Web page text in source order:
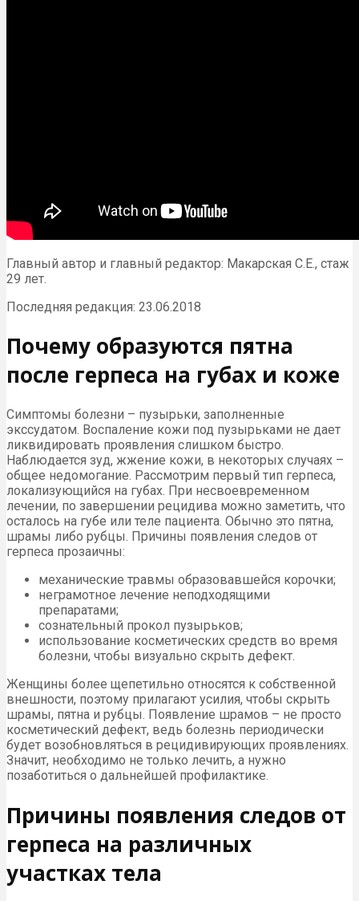
Главный автор и главный редактор: Макарская С.Е., стаж
29 лет.
Последняя редакция: 23.06.2018
Почему образуются пятна
после герпеса на губах и коже
Симптомы болезни – пузырьки, заполненные
экссудатом. Воспаление кожи под пузырьками не дает
ликвидировать проявления слишком быстро.
Наблюдается зуд, жжение кожи, в некоторых случаях –
общее недомогание. Рассмотрим первый тип герпеса,
локализующийся на губах. При несвоевременном
лечении, по завершении рецидива можно заметить, что
осталось на губе или теле пациента. Обычно это пятна,
шрамы либо рубцы. Причины появления следов от
герпеса прозаичны:
механические травмы образовавшейся корочки;
неграмотное лечение неподходящими
препаратами;
сознательный прокол пузырьков;
использование косметических средств во время
болезни, чтобы визуально скрыть дефект.
Женщины более щепетильно относятся к собственной
внешности, поэтому прилагают усилия, чтобы скрыть
шрамы, пятна и рубцы. Появление шрамов – не просто
косметический дефект, ведь болезнь периодически
будет возобновляться в рецидивирующих проявлениях.
Значит, необходимо не только лечить, а нужно
позаботиться о дальнейшей профилактике.
Причины появления следов от
герпеса на различных
участках тела